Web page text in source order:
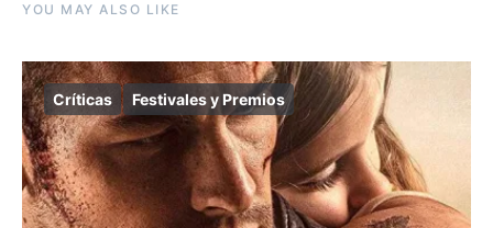
YOU MAY ALSO LIKE
Críticas Festivales y Premios